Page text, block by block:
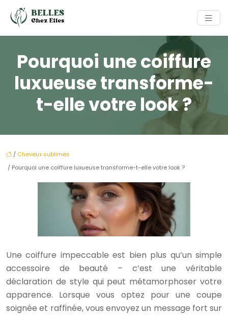
Pourquoi une coiffure
luxueuse transforme-
t-elle votre look ?
/ Cheveux sublimes
/ Pourquoi une coiffure luxueuse transforme-t-elle votre look ?
Une coiffure impeccable est bien plus qu’un simple
accessoire de beauté – c’est une véritable
déclaration de style qui peut métamorphoser votre
apparence. Lorsque vous optez pour une coupe
soignée et raffinée, vous envoyez un message fort sur